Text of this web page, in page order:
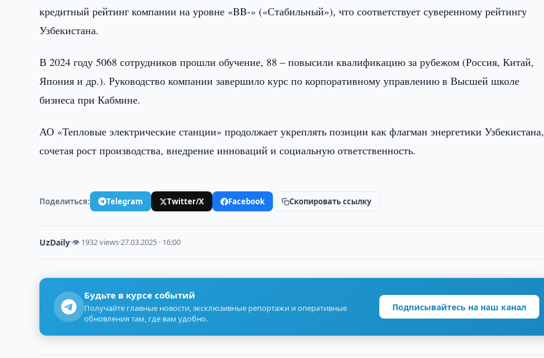
кредитный рейтинг компании на уровне «BB-» («Стабильный»), что соответствует суверенному рейтингу
Узбекистана.
В 2024 году 5068 сотрудников прошли обучение, 88 – повысили квалификацию за рубежом (Россия, Китай,
Япония и др.). Руководство компании завершило курс по корпоративному управлению в Высшей школе
бизнеса при Кабмине.
АО «Тепловые электрические станции» продолжает укреплять позиции как флагман энергетики Узбекистана,
сочетая рост производства, внедрение инноваций и социальную ответственность.
Поделиться: Telegram Twitter/X Facebook Скопировать ссылку
UzDaily·👁 1932 views·27.03.2025 · 16:00
Будьте в курсе событий
Получайте главные новости, эксклюзивные репортажи и оперативные
обновления там, где вам удобно.
Подписывайтесь на наш канал